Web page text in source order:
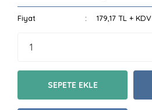
Fiyat 179,17 TL + KDV
SEPETE EKLE